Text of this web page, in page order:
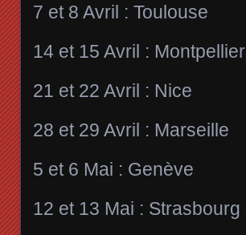
7 et 8 Avril : Toulouse
14 et 15 Avril : Montpellier
21 et 22 Avril : Nice
28 et 29 Avril : Marseille
5 et 6 Mai : Genève
12 et 13 Mai : Strasbourg